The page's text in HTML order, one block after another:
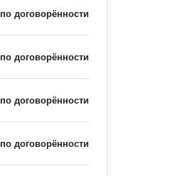
по договорённости
по договорённости
по договорённости
по договорённости